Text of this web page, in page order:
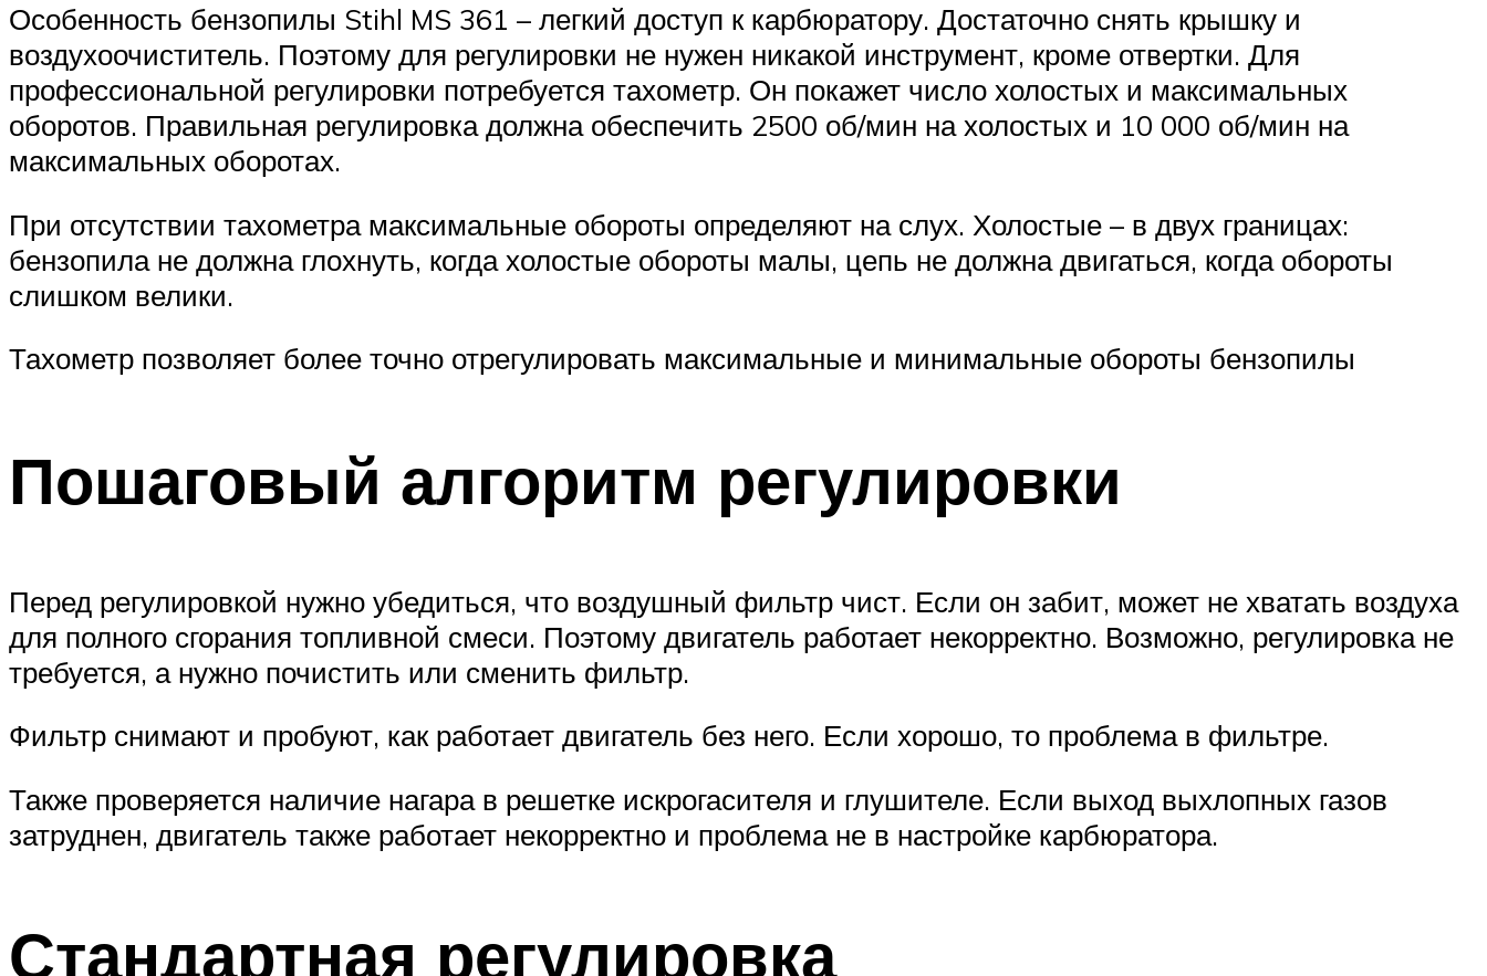
Особенность бензопилы Stihl MS 361 – легкий доступ к карбюратору. Достаточно снять крышку и
воздухоочиститель. Поэтому для регулировки не нужен никакой инструмент, кроме отвертки. Для
профессиональной регулировки потребуется тахометр. Он покажет число холостых и максимальных
оборотов. Правильная регулировка должна обеспечить 2500 об/мин на холостых и 10 000 об/мин на
максимальных оборотах.
При отсутствии тахометра максимальные обороты определяют на слух. Холостые – в двух границах:
бензопила не должна глохнуть, когда холостые обороты малы, цепь не должна двигаться, когда обороты
слишком велики.
Тахометр позволяет более точно отрегулировать максимальные и минимальные обороты бензопилы
Пошаговый алгоритм регулировки
Перед регулировкой нужно убедиться, что воздушный фильтр чист. Если он забит, может не хватать воздуха
для полного сгорания топливной смеси. Поэтому двигатель работает некорректно. Возможно, регулировка не
требуется, а нужно почистить или сменить фильтр.
Фильтр снимают и пробуют, как работает двигатель без него. Если хорошо, то проблема в фильтре.
Также проверяется наличие нагара в решетке искрогасителя и глушителе. Если выход выхлопных газов
затруднен, двигатель также работает некорректно и проблема не в настройке карбюратора.
Стандартная регулировка